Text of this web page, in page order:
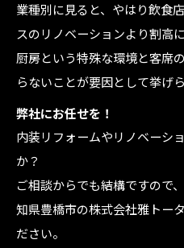
業種別に見ると、やはり飲食
スのリノベーションより割高に
厨房という特殊な環境と客席
らないことが要因として挙げら
弊社にお任せを！
内装リフォームやリノベーシ
か？
ご相談からでも結構ですので
知県豊橋市の株式会社雅トー
ださい。